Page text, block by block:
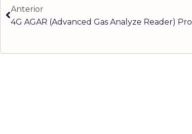
Anterior